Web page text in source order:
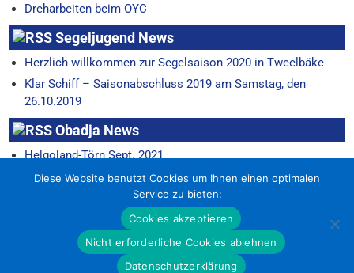
Dreharbeiten beim OYC
Segeljugend News
Herzlich willkommen zur Segelsaison 2020 in Tweelbäke
Klar Schiff – Saisonabschluss 2019 am Samstag, den
26.10.2019
Obadja News
Helgoland-Törn Sept. 2021
Horum-Regatta 22.6.
Oldenburger Yacht-Club e.V. 2026 . Powered by WordPress
Diese Website benutzt Cookies um Ihnen einen optimalen
Service zu bieten:
Cookies akzeptieren
Nicht erforderliche Cookies ablehnen
Datenschutzerklärung